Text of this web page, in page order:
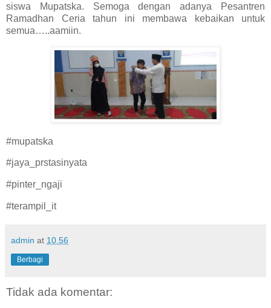
siswa Mupatska. Semoga dengan adanya Pesantren
Ramadhan Ceria tahun ini membawa kebaikan untuk
semua…..aamiin.
#mupatska
#jaya_prstasinyata
#pinter_ngaji
#terampil_it
admin at 10.56
Berbagi
Tidak ada komentar: